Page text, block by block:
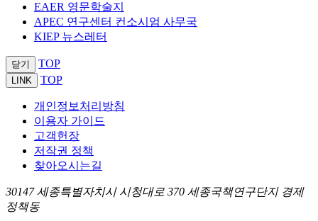
EAER 영문학술지
APEC 연구센터 컨소시엄 사무국
KIEP 뉴스레터
닫기 TOP
LINK TOP
개인정보처리방침
이용자 가이드
고객헌장
저작권 정책
찾아오시는길
30147 세종특별자치시 시청대로 370 세종국책연구단지 경제
정책동